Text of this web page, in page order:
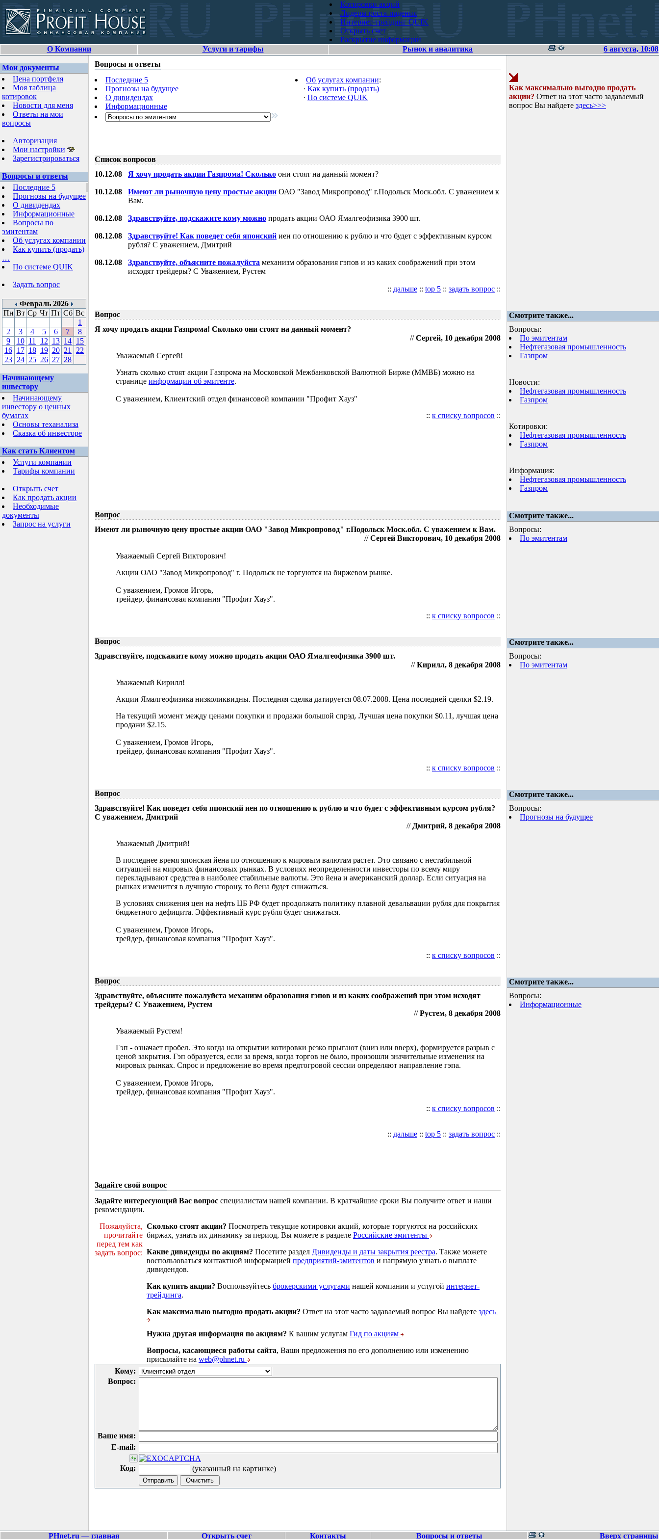
Котировки акций
Лидеры роста-падения
Интернет-трейдинг QUIK
Открыть счет
Раскрытие информации
О Компании
Услуги и тарифы Рынок и аналитика 6 августа, 10:08
Мои документы
Цена портфеля
Моя таблица
котировок
Новости для меня
Ответы на мои
вопросы
Авторизация
Мои настройки
Зарегистрироваться
Вопросы и ответы
Последние 5
Прогнозы на будущее
О дивидендах
Информационные
Вопросы по
эмитентам
Об услугах компании
Как купить (продать)
…
По системе QUIK
Задать вопрос
Февраль 2026
Пн Вт Ср Чт Пт Сб Вс
1
2
3 4 5 6 7
8
9
10 11 12 13 14 15
16 17 18 19 20 21
22
23 24 25 26 27 28
Начинающему
инвестору
Начинающему
инвестору о ценных
бумагах
Основы теханализа
Сказка об инвесторе
Как стать Клиентом
Услуги компании
Тарифы компании
Открыть счет
Как продать акции
Необходимые
документы
Запрос на услуги
Вопросы и ответы
Последние 5
Прогнозы на будущее
О дивидендах
Информационные
Об услугах компании:
· Как купить (продать)
· По системе QUIK
Список вопросов
10.12.08 Я хочу продать акции Газпрома! Сколько они стоят на данный момент?
10.12.08 Имеют ли рыночную цену простые акции ОАО "Завод Микропровод" г.Подольск Моск.обл. С уважением к
Вам.
08.12.08 Здравствуйте, подскажите кому можно продать акции ОАО Ямалгеофизика 3900 шт.
08.12.08 Здравствуйте! Как поведет себя японский иен по отношению к рублю и что будет с эффективным курсом
рубля? С уважением, Дмитрий
08.12.08 Здравствуйте, объясните пожалуйста механизм образования гэпов и из каких соображений при этом
исходят трейдеры? С Уважением, Рустем
:: дальше :: top 5 :: задать вопрос ::
Как максимально выгодно продать
акции? Ответ на этот часто задаваемый
вопрос Вы найдете здесь>>>
Вопрос
Смотрите также...
Я хочу продать акции Газпрома! Сколько они стоят на данный момент?
//Сергей, 10 декабря 2008
Уважаемый Сергей!
Узнать сколько стоят акции Газпрома на Московской Межбанковской Валютной Бирже (ММВБ) можно на
странице информации об эмитенте.
С уважением, Клиентский отдел финансовой компании "Профит Хауз"
:: к списку вопросов ::
Вопросы:
По эмитентам
Нефтегазовая промышленность
Газпром
Новости:
Нефтегазовая промышленность
Газпром
Котировки:
Нефтегазовая промышленность
Газпром
Информация:
Нефтегазовая промышленность
Газпром
Вопрос
Смотрите также...
Имеют ли рыночную цену простые акции ОАО "Завод Микропровод" г.Подольск Моск.обл. С уважением к Вам.
//Сергей Викторович, 10 декабря 2008
Уважаемый Сергей Викторович!
Акции ОАО "Завод Микропровод" г. Подольск не торгуются на биржевом рынке.
С уважением, Громов Игорь,
трейдер, финансовая компания "Профит Хауз".
:: к списку вопросов ::
Вопросы:
По эмитентам
Вопрос
Смотрите также...
Здравствуйте, подскажите кому можно продать акции ОАО Ямалгеофизика 3900 шт.
//Кирилл, 8 декабря 2008
Уважаемый Кирилл!
Акции Ямалгеофизика низколиквидны. Последняя сделка датируется 08.07.2008. Цена последней сделки $2.19.
На текущий момент между ценами покупки и продажи большой спрэд. Лучшая цена покупки $0.11, лучшая цена
продажи $2.15.
С уважением, Громов Игорь,
трейдер, финансовая компания "Профит Хауз".
:: к списку вопросов ::
Вопросы:
По эмитентам
Вопрос
Смотрите также...
Здравствуйте! Как поведет себя японский иен по отношению к рублю и что будет с эффективным курсом рубля?
С уважением, Дмитрий
// Дмитрий, 8 декабря 2008
Уважаемый Дмитрий!
В последнее время японская йена по отношению к мировым валютам растет. Это связано с нестабильной
ситуацией на мировых финансовых рынках. В условиях неопределенности инвесторы по всему миру
перекладывают средства в наиболее стабильные валюты. Это йена и американский доллар. Если ситуация на
рынках изменится в лучшую сторону, то йена будет снижаться.
В условиях снижения цен на нефть ЦБ РФ будет продолжать политику плавной девальвации рубля для покрытия
бюджетного дефицита. Эффективный курс рубля будет снижаться.
С уважением, Громов Игорь,
трейдер, финансовая компания "Профит Хауз".
:: к списку вопросов ::
Вопросы:
Прогнозы на будущее
Вопрос
Смотрите также...
Здравствуйте, объясните пожалуйста механизм образования гэпов и из каких соображений при этом исходят
трейдеры? С Уважением, Рустем
//Рустем, 8 декабря 2008
Уважаемый Рустем!
Гэп - означает пробел. Это когда на открытии котировки резко прыгают (вниз или вверх), формируется разрыв с
ценой закрытия. Гэп образуется, если за время, когда торгов не было, произошли значительные изменения на
мировых рынках. Спрос и предложение во время предтогровой сессии определяют направление гэпа.
С уважением, Громов Игорь,
трейдер, финансовая компания "Профит Хауз".
:: к списку вопросов ::
Вопросы:
Информационные
:: дальше :: top 5 :: задать вопрос ::
Задайте свой вопрос
Задайте интересующий Вас вопрос специалистам нашей компании. В кратчайшие сроки Вы получите ответ и наши
рекомендации.
Пожалуйста,
прочитайте
перед тем как
задать вопрос:
Сколько стоят акции? Посмотреть текущие котировки акций, которые торгуются на российских
биржах, узнать их динамику за период, Вы можете в разделе Российские эмитенты
Какие дивиденды по акциям? Посетите раздел Дивиденды и даты закрытия реестра. Также можете
воспользоваться контактной информацией предприятий-эмитентов и напрямую узнать о выплате
дивидендов.
Как купить акции? Воспользуйтесь брокерскими услугами нашей компании и услугой интернет-
трейдинга.
Как максимально выгодно продать акции? Ответ на этот часто задаваемый вопрос Вы найдете здесь
Нужна другая информация по акциям? К вашим услугам Гид по акциям
Вопросы, касающиеся работы сайта, Ваши предложения по его дополнению или изменению
присылайте на web@phnet.ru
Кому:
Вопрос:
Ваше имя:
E-mail:
Код: (указанный на картинке)
PHnet.ru — главная Открыть счет Контакты Вопросы и ответы Вверх страницы